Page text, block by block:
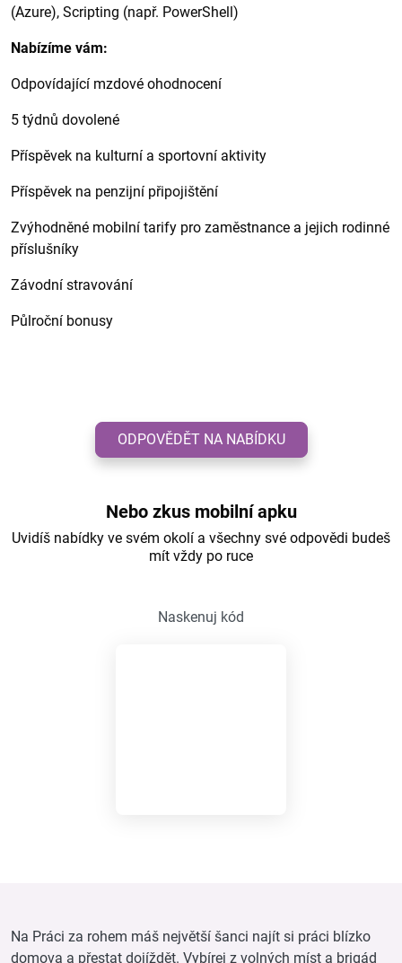
(Azure), Scripting (např. PowerShell)
Nabízíme vám:
Odpovídající mzdové ohodnocení
5 týdnů dovolené
Příspěvek na kulturní a sportovní aktivity
Příspěvek na penzijní připojištění
Zvýhodněné mobilní tarify pro zaměstnance a jejich rodinné
příslušníky
Závodní stravování
Půlroční bonusy
ODPOVĚDĚT NA NABÍDKU
Nebo zkus mobilní apku
Uvidíš nabídky ve svém okolí a všechny své odpovědi budeš
mít vždy po ruce
Naskenuj kód
Na Práci za rohem máš největší šanci najít si práci blízko
domova a přestat dojíždět. Vybírej z volných míst a brigád